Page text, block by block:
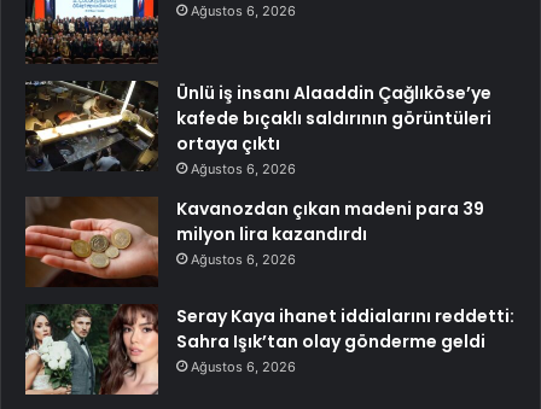
Ağustos 6, 2026
Ünlü iş insanı Alaaddin Çağlıköse’ye
kafede bıçaklı saldırının görüntüleri
ortaya çıktı
Ağustos 6, 2026
Kavanozdan çıkan madeni para 39
milyon lira kazandırdı
Ağustos 6, 2026
Seray Kaya ihanet iddialarını reddetti:
Sahra Işık’tan olay gönderme geldi
Ağustos 6, 2026